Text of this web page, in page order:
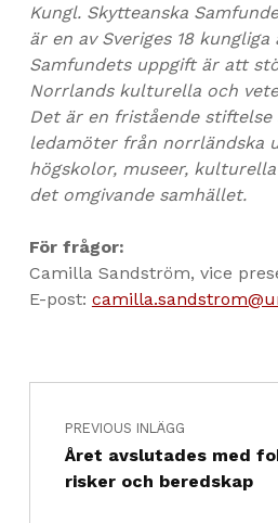
Kungl. Skytteanska
är en av Sveriges 18 kungliga
Samfundets uppgift är att
Norrlands kulturella och
Det är en fristående stiftelse
ledamöter från norrländska
högskolor, museer,
det omgivande samhället.
För frågor:
Camilla Sandström, vice
E-post:
Skip back to main navigation
PREVIOUS INLÄGG
Året avslutades med
risker och beredskap